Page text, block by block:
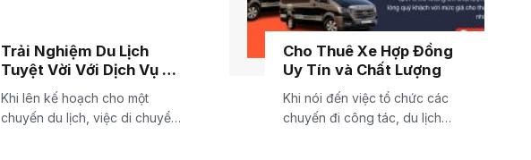
Trải Nghiệm Du Lịch
Tuyệt Vời Với Dịch Vụ Xe
Du Lịch
Khi lên kế hoạch cho một
chuyến du lịch, việc di chuyển
Cho Thuê Xe Hợp Đồng
Uy Tín và Chất Lượng
Khi nói đến việc tổ chức các
chuyến đi công tác, du lịch